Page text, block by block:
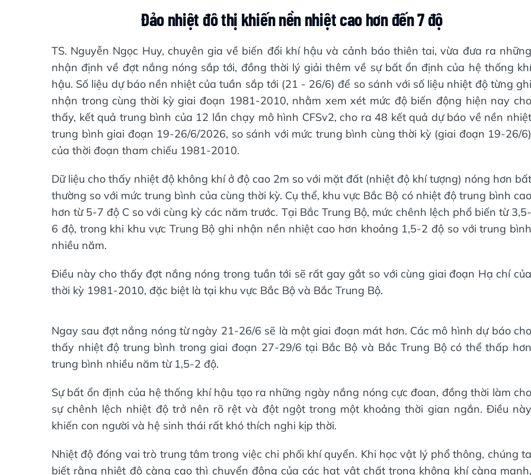
Đảo nhiệt đô thị khiến nền nhiệt cao hơn đến 7 độ
TS. Nguyễn Ngọc Huy, chuyên gia về biến đổi khí hậu và cảnh báo thiên tai, vừa đưa ra những
nhận định về đợt nắng nóng sắp tới, đồng thời lý giải thêm về sự bất ổn định của hệ thống khí
hậu. Số liệu dự báo nền nhiệt của tuần sắp tới (21 - 26/6) để so sánh với số liệu nhiệt độ từng ghi
nhận trong cùng thời kỳ giai đoạn 1981-2010, nhằm xem xét mức độ biến động hiện nay cho
thấy, kết quả trung bình của 12 lần chạy mô hình CFSv2, cho ra 48 kết quả dự báo về nền nhiệt
trung bình giai đoạn 19-26/6/2026, so sánh với mức trung bình cùng thời kỳ (giai đoạn 19-26/6)
của thời đoạn tham chiếu 1981-2010.
Dữ liệu cho thấy nhiệt độ không khí ở độ cao 2m so với mặt đất (nhiệt độ khí tượng) nóng hơn bất
thường so với mức trung bình của cùng thời kỳ. Cụ thể, khu vực Bắc Bộ có nhiệt độ trung bình cao
hơn từ 5-7 độ C so với cùng kỳ các năm trước. Tại Bắc Trung Bộ, mức chênh lệch phổ biến từ 3,5-
6 độ, trong khi khu vực Trung Bộ ghi nhận nền nhiệt cao hơn khoảng 1,5-2 độ so với trung bình
nhiều năm.
Điều này cho thấy đợt nắng nóng trong tuần tới sẽ rất gay gắt so với cùng giai đoạn Hạ chí của
thời kỳ 1981-2010, đặc biệt là tại khu vực Bắc Bộ và Bắc Trung Bộ.
Ngay sau đợt nắng nóng từ ngày 21-26/6 sẽ là một giai đoạn mát hơn. Các mô hình dự báo cho
thấy nhiệt độ trung bình trong giai đoạn 27-29/6 tại Bắc Bộ và Bắc Trung Bộ có thể thấp hơn
trung bình nhiều năm từ 1,5-2 độ.
Sự bất ổn định của hệ thống khí hậu tạo ra những ngày nắng nóng cực đoan, đồng thời làm cho
sự chênh lệch nhiệt độ trở nên rõ rệt và đột ngột trong một khoảng thời gian ngắn. Điều này
khiến con người và hệ sinh thái rất khó thích nghi kịp thời.
Nhiệt độ đóng vai trò trung tâm trong việc chi phối khí quyển. Khi học vật lý phổ thông, chúng ta
biết rằng nhiệt độ càng cao thì chuyển động của các hạt vật chất trong không khí càng mạnh,